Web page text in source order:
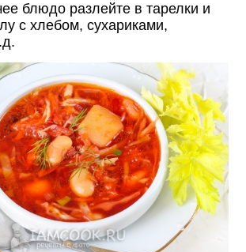
блюдо разлейте в тарелки и
с хлебом, сухариками,